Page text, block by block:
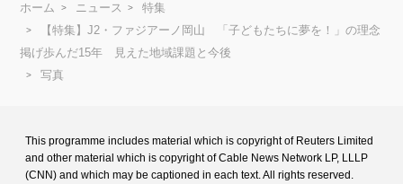
ホーム ニュース
特集
【特集】J2・ファジアーノ岡山 「子どもたちに夢を！」の理念
掲げ歩んだ15年 見えた地域課題と今後
写真
This programme includes material which is copyright of Reuters Limited
and other material which is copyright of Cable News Network LP, LLLP
(CNN) and which may be captioned in each text. All rights reserved.